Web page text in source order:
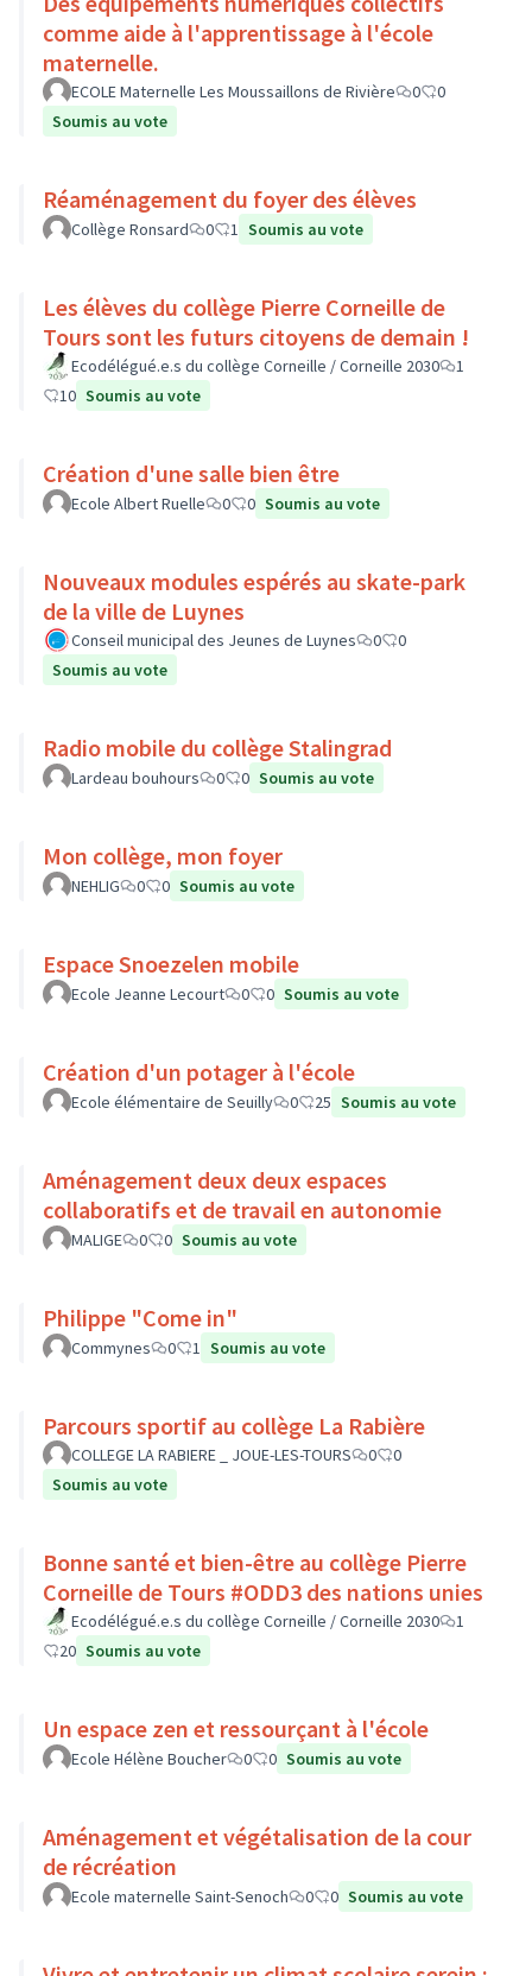
comme aide à l'apprentissage à l'école
maternelle.
ECOLE Maternelle Les Moussaillons de Rivière 0
0
Soumis au vote
Réaménagement du foyer des élèves
Collège Ronsard 0 1 Soumis au vote
Les élèves du collège Pierre Corneille de
Tours sont les futurs citoyens de demain !
Ecodélégué.e.s du collège Corneille / Corneille 2030
1
10 Soumis au vote
Création d'une salle bien être
Ecole Albert Ruelle 0 0 Soumis au vote
Nouveaux modules espérés au skate-park
de la ville de Luynes
Conseil municipal des Jeunes de Luynes 0
0
Soumis au vote
Radio mobile du collège Stalingrad
Lardeau bouhours 0 0 Soumis au vote
Mon collège, mon foyer
NEHLIG 0 0 Soumis au vote
Espace Snoezelen mobile
Ecole Jeanne Lecourt 0 0 Soumis au vote
Création d'un potager à l'école
Ecole élémentaire de Seuilly 0 25 Soumis au vote
Aménagement deux deux espaces
collaboratifs et de travail en autonomie
MALIGE 0 0 Soumis au vote
Philippe "Come in"
Commynes 0 1 Soumis au vote
Parcours sportif au collège La Rabière
COLLEGE LA RABIERE _ JOUE-LES-TOURS 0
0
Soumis au vote
Bonne santé et bien-être au collège Pierre
Corneille de Tours #ODD3 des nations unies
Ecodélégué.e.s du collège Corneille / Corneille 2030
1
20 Soumis au vote
Un espace zen et ressourçant à l'école
Ecole Hélène Boucher 0 0 Soumis au vote
Aménagement et végétalisation de la cour
de récréation
Ecole maternelle Saint-Senoch 0 0 Soumis au vote